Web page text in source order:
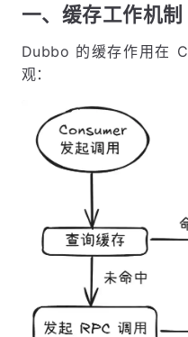
一、缓存工作机制
Dubbo 的缓存作用在
观：